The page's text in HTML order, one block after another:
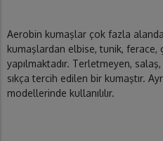
Aerobin kumaşlar çok fazla
kumaşlardan elbise, tunik,
yapılmaktadır. Terletmeyen, salaş,
sıkça tercih edilen bir kumaştır.
modellerinde kullanılılır.